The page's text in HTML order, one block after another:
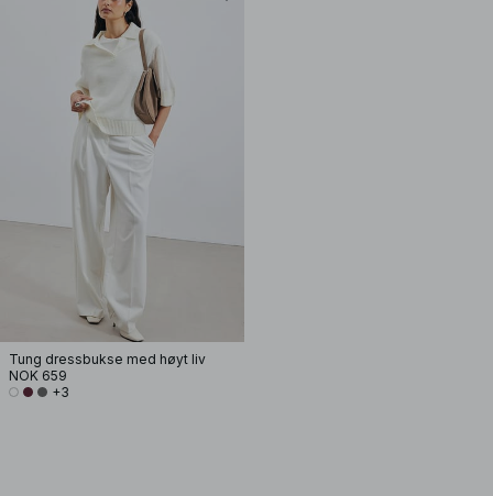
Tung dressbukse med høyt liv
NOK 659
+3